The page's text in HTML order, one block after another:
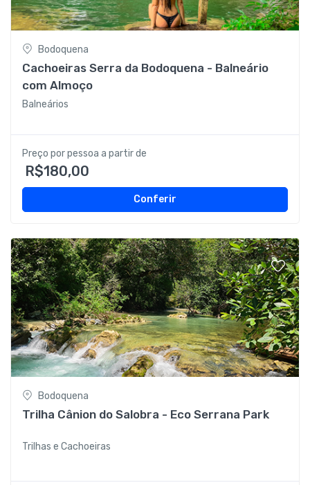
Bodoquena
Cachoeiras Serra da Bodoquena - Balneário
com Almoço
Balneários
Preço por pessoa a partir de
R$180,00
Conferir
Bodoquena
Trilha Cânion do Salobra - Eco Serrana Park
Trilhas e Cachoeiras